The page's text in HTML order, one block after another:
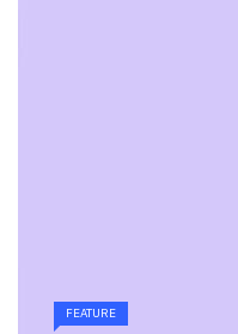
FEATURE